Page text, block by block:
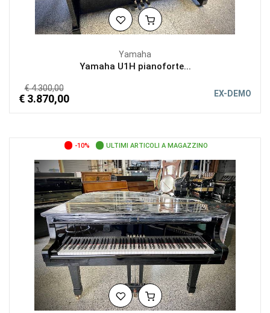
Yamaha
Yamaha U1H pianoforte...
€ 4.300,00
€ 3.870,00 EX-DEMO
-10% ULTIMI ARTICOLI A MAGAZZINO